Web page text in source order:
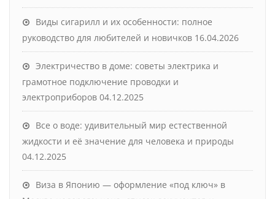
Виды сигарилл и их особенности: полное
руководство для любителей и новичков 16.04.2026
Электричество в доме: советы электрика и
грамотное подключение проводки и
электроприборов 04.12.2025
Все о воде: удивительный мир естественной
жидкости и её значение для человека и природы
04.12.2025
Виза в Японию — оформление «под ключ» в